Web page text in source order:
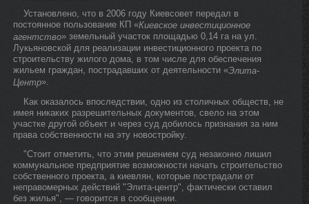
Установлено, что в 2006 году Киевсовет передал в
постоянное пользование КП «Киевское инвестиционное
агентство» земельный участок площадью 0,14 га на ул.
Лукьяновской для реализации инвестиционного проекта по
строительству жилого дома, в том числе для обеспечения
жильем граждан, пострадавших от деятельности «Элита-
Центр».
Как оказалось впоследствии, одно из столичных обществ, не
имея никаких разрешительных документов, свело на этом
участке другой объект и через суд добилось признания за ним
права собственности на эту новостройку.
"Стоит отметить, что этим решением суд незаконно лишил
коммунальное предприятие возможности начать строительство
собственного проекта, а киевлян, которые пострадали от
неправомерных действий "Элита-центр", фактически оставил
без жилья", — говорится в сообщении.